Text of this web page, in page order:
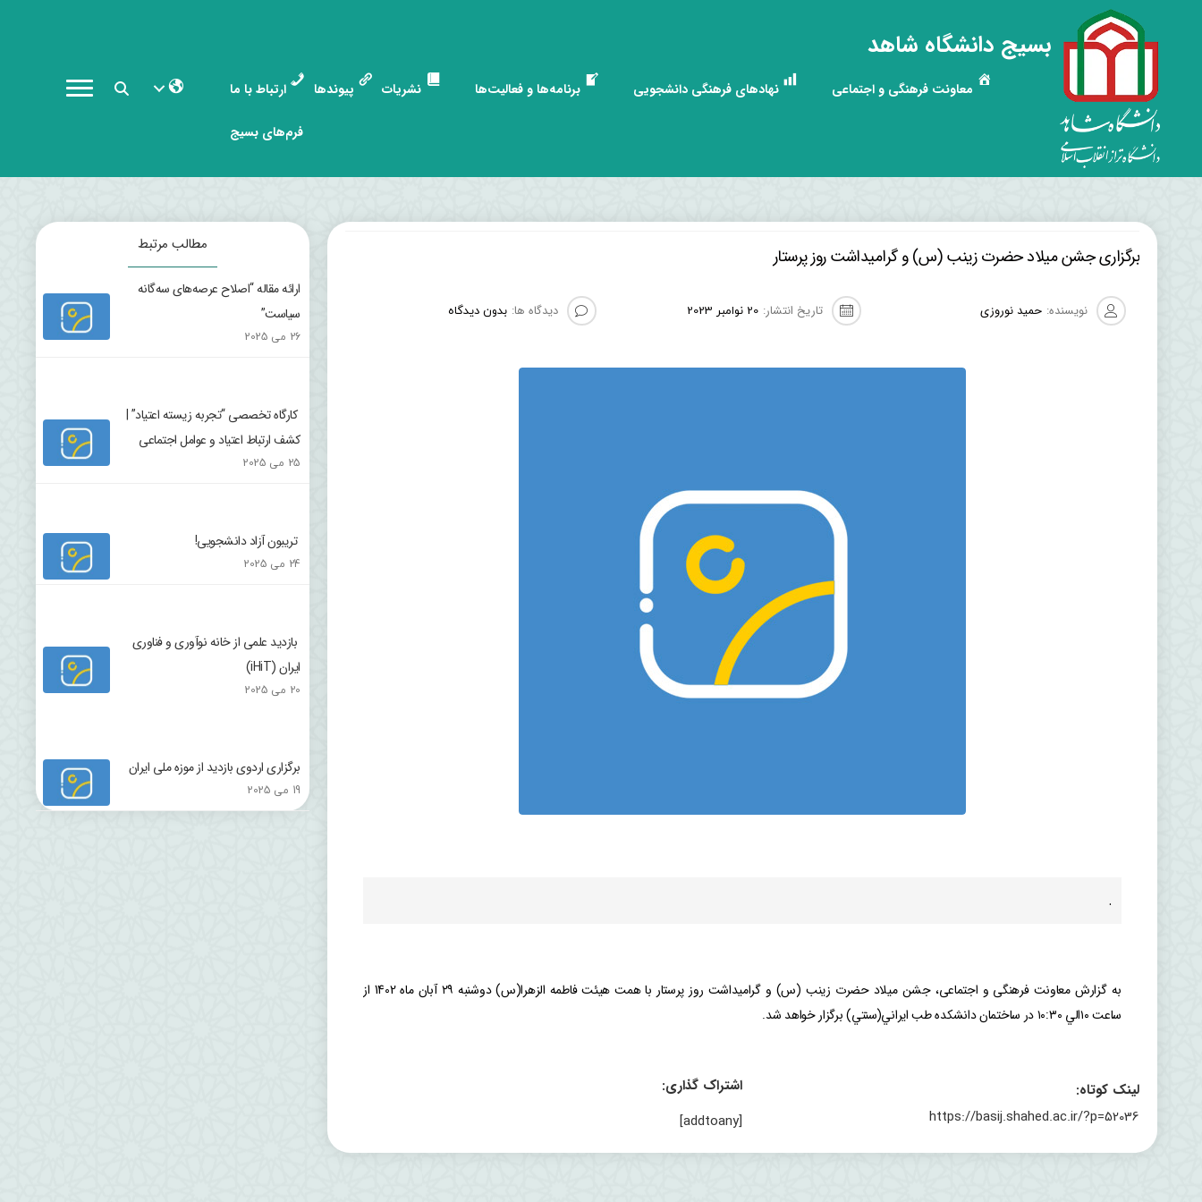
بسیج دانشگاه شاهد
معاونت فرهنگی و اجتماعی نهادهای فرهنگی دانشجویی برنامه‌ها و فعالیت‌ها نشریات پیوندها ارتباط با ما
فرم‌های بسیج
برگزاری جشن ميلاد حضرت زينب (س) و گرامیداشت روز پرستار
نویسنده: حمید نوروزی تاریخ انتشار: 20 نوامبر 2023 دیدگاه ها: بدون دیدگاه
.
به گزارش معاونت فرهنگی و اجتماعی، جشن ميلاد حضرت زينب (س) و گرامیداشت روز پرستار با همت هيئت فاطمه الزهرا(س) دوشنبه ٢٩ آبان ماه 1402 از
ساعت ١٠الي ١٠:٣٠ در ساختمان دانشكده طب ايراني(سنتي) برگزار خواهد شد.
لینک کوتاه:
https://basij.shahed.ac.ir/?p=52036
اشتراک گذاری:
[addtoany]
مطالب مرتبط
ارائه مقاله “اصلاح عرصه‌های سه‌گانه
سیاست”
26 می 2025
کارگاه تخصصی “تجربه زیسته اعتیاد” |
کشف ارتباط اعتیاد و عوامل اجتماعی
25 می 2025
تریبون آزاد دانشجویی!
24 می 2025
بازدید علمی از خانه نوآوری و فناوری
ایران (iHiT)
20 می 2025
برگزاری اردوی بازدید از موزه ملی ایران
19 می 2025